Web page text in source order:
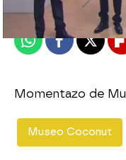
Publicado: 03 de
WhatsappFacebook
X
Momentazo de
Museo Coconut